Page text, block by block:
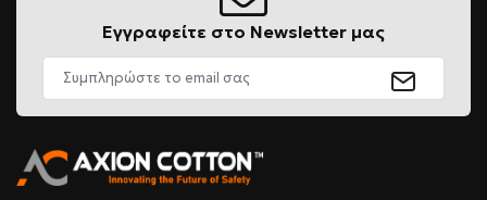
Εγγραφείτε στο Newsletter μας